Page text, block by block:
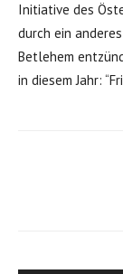
Initiative des
durch ein
Betlehem
in diesem Jahr: